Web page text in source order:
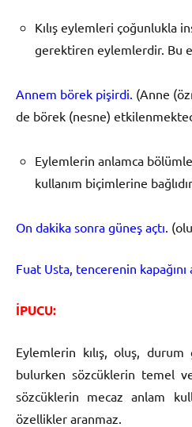
Kılış eylemleri çoğunlukla
gerektiren eylemlerdir. Bu
Annem börek pişirdi. (Anne
de börek (nesne)
Eylemlerin anlamca
kullanım bi­çimlerine bağlıdır.
On dakika sonra güneş açtı.
Fuat Usta, tencerenin kapağını
İPUCU:
Eylemlerin kılış, oluş,
bulurken sözcüklerin te­mel
sözcüklerin mecaz anlam
özellikler aranmaz.